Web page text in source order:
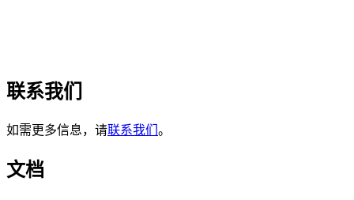
联系我们
如需更多信息，请联系我们 。
文档